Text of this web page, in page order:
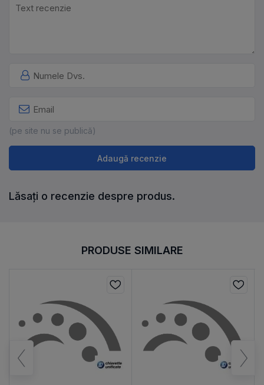
(pe site nu se publică)
Adaugă recenzie
Lăsați o recenzie despre produs.
PRODUSE SIMILARE